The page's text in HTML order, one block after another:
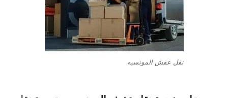
نقل عفش المونسيه